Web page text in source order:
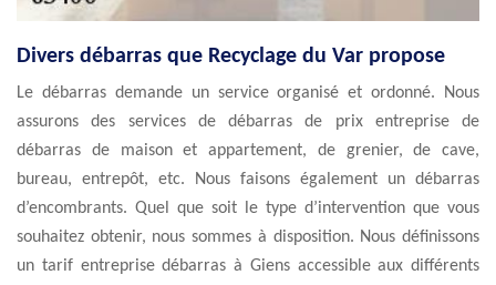
Divers débarras que Recyclage du Var propose
Le débarras demande un service organisé et ordonné. Nous
assurons des services de débarras de prix entreprise de
débarras de maison et appartement, de grenier, de cave,
bureau, entrepôt, etc. Nous faisons également un débarras
d’encombrants. Quel que soit le type d’intervention que vous
souhaitez obtenir, nous sommes à disposition. Nous définissons
un tarif entreprise débarras à Giens accessible aux différents